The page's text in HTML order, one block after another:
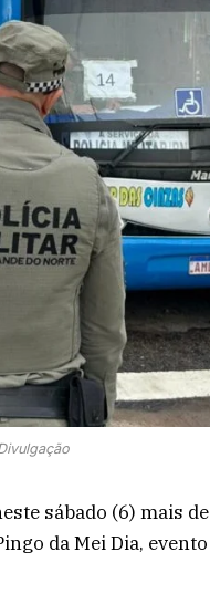
sábado (6) mais
da Mei Dia,